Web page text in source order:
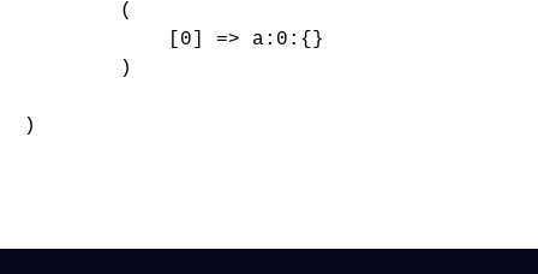
        (
            [0] => a:0:{}
        )
)